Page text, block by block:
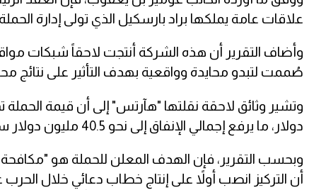
علاقات عامة يملكها براد بارسكيل الذي تولى إدارة الحملة
وأضاف التقرير أن هذه الشركة أنتجت لاحقاً شبكات
صُممت لتبدو محايدة وواقعية بهدف التأثير على نتائج
دولار، ما يرفع إجمالي الإنفاق إلى نحو 40.5 مليون دولار سنوياً على الإعلانات الرقمية.
وبحسب التقرير، فإن الهدف المعلن للحملة هو "مكافحة
أن التركيز انصب أولاً على إنتاج خطاب دعائي خلال